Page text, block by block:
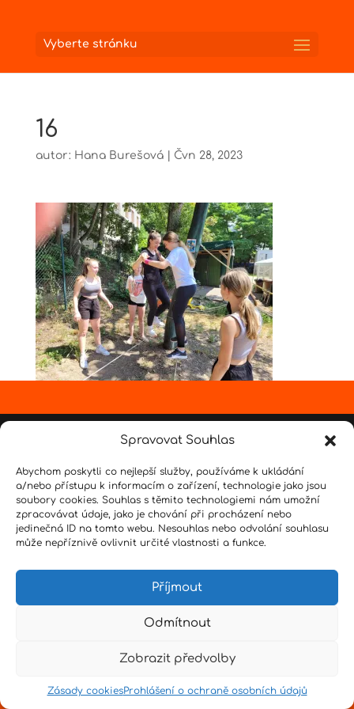
Spravovat Souhlas
Abychom poskytli co nejlepší služby, používáme k ukládání
a/nebo přístupu k informacím o zařízení, technologie jako jsou
soubory cookies. Souhlas s těmito technologiemi nám umožní
zpracovávat údaje, jako je chování při procházení nebo
jedinečná ID na tomto webu. Nesouhlas nebo odvolání souhlasu
může nepříznivě ovlivnit určité vlastnosti a funkce.
Příjmout
Odmítnout
Zobrazit předvolby
Zásady cookiesProhlášení o ochraně osobních údajů
Vyberte stránku
16
autor: Hana Burešová| Čvn 28, 2023
Senpai| Hvězdné psaní